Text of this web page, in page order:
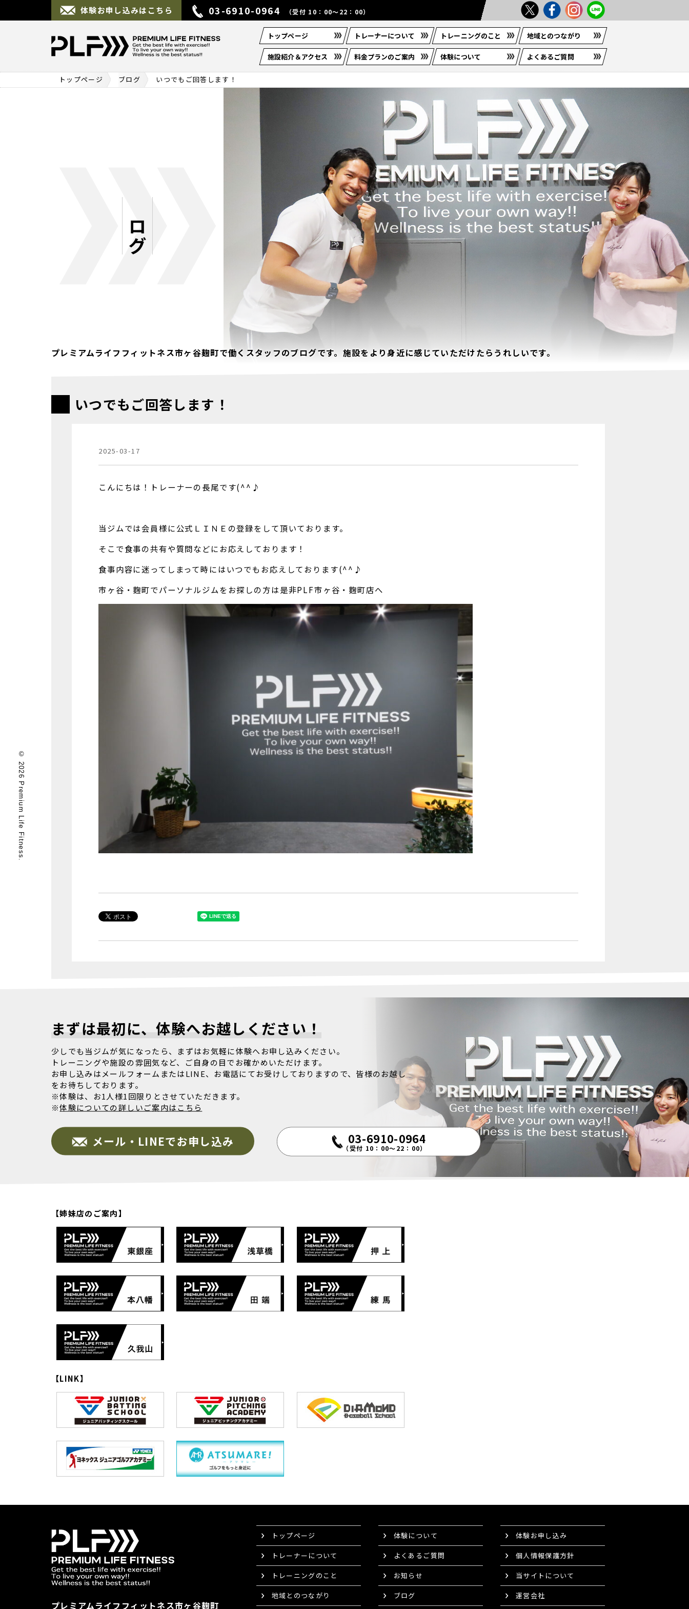
体験お申し込みはこちら 03-6910-0964 （受付 10：00～22：00）
トップページ トレーナーについて トレーニングのこと 地域とのつながり
施設紹介＆アクセス 料金プランのご案内 体験について よくあるご質問
トップページ ブログ いつでもご回答します！
ブログ
プレミアムライフフィットネス市ヶ谷麹町で働くスタッフのブログです。施設をより身近に感じていただけたらうれしいです。
いつでもご回答します！
2025-03-17
こんにちは！トレーナーの長尾です(^^♪
当ジムでは会員様に公式ＬＩＮＥの登録をして頂いております。
そこで食事の共有や質問などにお応えしております！
食事内容に迷ってしまって時にはいつでもお応えしております(^^♪
市ヶ谷・麴町でパーソナルジムをお探しの方は是非PLF市ヶ谷・麴町店へ
まずは最初に、体験へお越しください！
少しでも当ジムが気になったら、まずはお気軽に体験へお申し込みください。
トレーニングや施設の雰囲気など、ご自身の目でお確かめいただけます。
お申し込みはメールフォームまたはLINE、お電話にてお受けしておりますので、皆様のお越し
をお待ちしております。
※体験は、お1人様1回限りとさせていただきます。
※体験についての詳しいご案内はこちら
メール・LINEでお申し込み 03-6910-0964
（受付 10：00～22：00）
【姉妹店のご案内】
【LINK】
プレミアムライフフィットネス市ヶ谷麹町
トップページ
トレーナーについて
トレーニングのこと
地域とのつながり
体験について
よくあるご質問
お知らせ
ブログ
体験お申し込み
個人情報保護方針
当サイトについて
運営会社
© 2026 Premium Life Fitness.